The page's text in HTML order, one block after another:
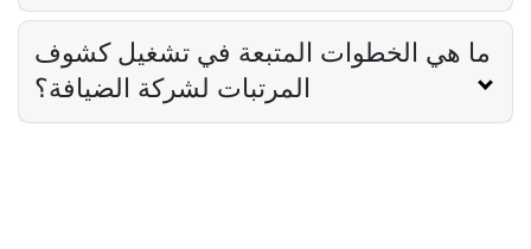
ما هي الخطوات المتبعة في تشغيل كشوف
المرتبات لشركة الضيافة؟